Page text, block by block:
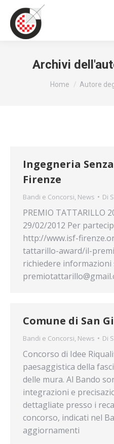
Archivi
Tu sei qui:
Home Autore
Ingegneria
Firenze
Bandi e Concorsi, News Di
PREMIO TATTARILLO
29/02/2012 Per
http://www.isf-
tattarillo-award/il-
richiedere informazioni
Comune di San
Bandi e Concorsi, News Di
Concorso di Idee
paesaggistica della
delle mura. Al Bando
integrazioni e
dettagliate presso i
concorso, indicati nel
aggiornamenti